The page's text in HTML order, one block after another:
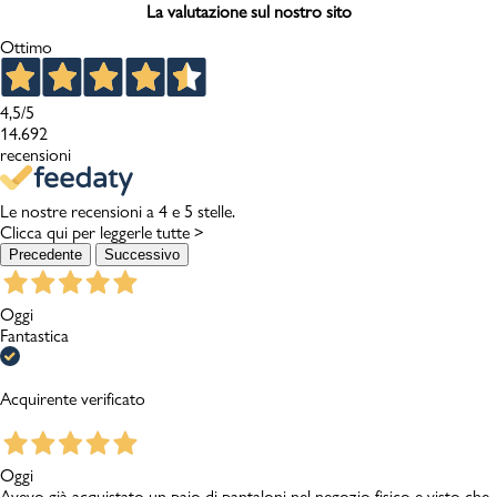
La valutazione sul nostro sito
Ottimo
4,5/5
14.692
recensioni
Le nostre recensioni a 4 e 5 stelle.
Clicca qui per leggerle tutte >
Precedente Successivo
Oggi
Fantastica
Acquirente verificato
Oggi